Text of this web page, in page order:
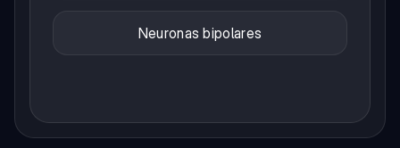
Neuronas bipolares